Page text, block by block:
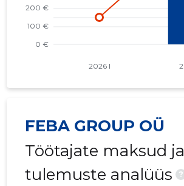
FEBA GROUP OÜ
Töötajate maksud ja
tulemuste analüüs
?